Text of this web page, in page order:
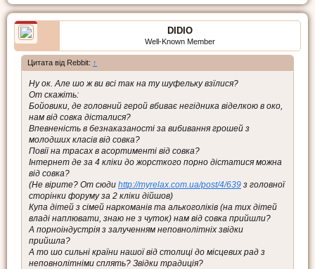
DIDIO
Well-Known Member
Цитата від Rebbit: ↑
Ну ок. Але шо ж ви всі так на ту шуфельку взїлися?
От скажіть:
Бойовики, де головний герой вбиває негідника віделкою в око,
нам від совка дісталися?
Впевненість в безнаказаності за вибивання грошей з
молодших класів від совка?
Повії на трасах в асортименті від совка?
Інтернет де за 4 кліки до жорсткого порно дістатися можна
від совка?
(Не вірите? От сюди http://myrelax.com.ua/post/4/639 з головної
сторінки форуму за 2 кліки дійшов)
Купа дітей з сімей наркоманів та алькоголіків (на тих дітей
владі наплювати, знаю не з чуток) нам від совка прийшли?
А порноіндустрія з залученням неповнолітніх звідки
прийшла?
А то шо сильні країни нашої від столиці до місцевих рад з
неповнолітніми сплять? Звідки традиція?